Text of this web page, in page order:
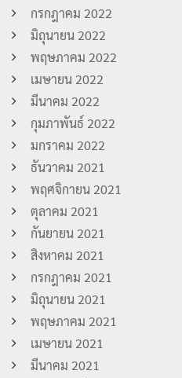
กรกฎาคม 2022
มิถุนายน 2022
พฤษภาคม 2022
เมษายน 2022
มีนาคม 2022
กุมภาพันธ์ 2022
มกราคม 2022
ธันวาคม 2021
พฤศจิกายน 2021
ตุลาคม 2021
กันยายน 2021
สิงหาคม 2021
กรกฎาคม 2021
มิถุนายน 2021
พฤษภาคม 2021
เมษายน 2021
มีนาคม 2021